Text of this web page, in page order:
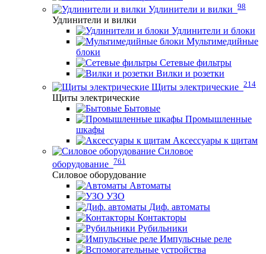
Удлинители и вилки 98
Удлинители и вилки
Удлинители и блоки
Мультимедийные
блоки
Сетевые фильтры
Вилки и розетки
Щиты электрические 214
Щиты электрические
Бытовые
Промышленные
шкафы
Аксессуары к щитам
Силовое
оборудование 761
Силовое оборудование
Автоматы
УЗО
Диф. автоматы
Контакторы
Рубильники
Импульсные реле